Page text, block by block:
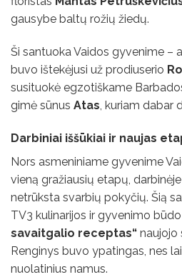
gausybe baltų rožių žiedų.
Ši santuoka Vaidos gyvenime –
buvo ištekėjusi už prodiuserio
susituokė egzotiškame
gimė sūnus Atas, kuriam dabar
Darbiniai iššūkiai ir naujas
Nors asmeniniame gyvenime
vieną gražiausių etapų,
netrūksta svarbių pokyčių. Šią
TV3 kulinarijos ir gyvenimo
savaitgalio receptas“ naujojo
Renginys buvo ypatingas, nes
nuolatinius namus.